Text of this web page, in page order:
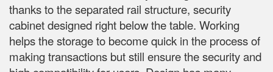
thanks to the separated rail structure, security
cabinet designed right below the table. Working
helps the storage to become quick in the process of
making transactions but still ensure the security and